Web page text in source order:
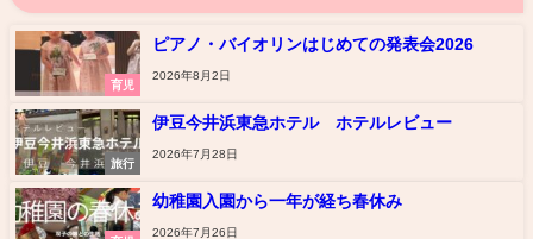
育児
ピアノ・バイオリンはじめての発表会2026
2026年8月2日
旅行
伊豆今井浜東急ホテル ホテルレビュー
2026年7月28日
幼稚園入園から一年が経ち春休み
2026年7月26日